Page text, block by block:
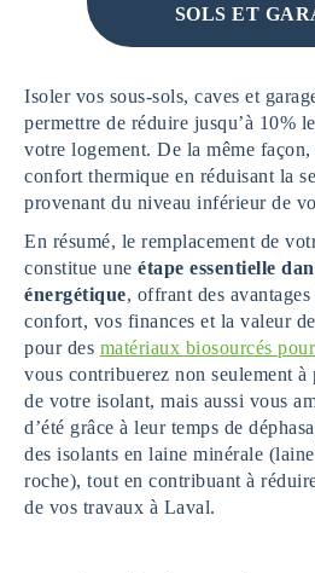
SOLS ET
Isoler vos sous-sols, caves et
permettre de réduire jusqu’à 10%
votre logement. De la même
confort thermique en réduisant la
provenant du niveau inférieur de
En résumé, le remplacement de
constitue une étape essentielle
énergétique, offrant des
confort, vos finances et la valeur
pour des matériaux biosourcés
vous contribuerez non seulement
de votre isolant, mais aussi vous
d’été grâce à leur temps de
des isolants en laine minérale
roche), tout en contribuant à
de vos travaux à Laval.